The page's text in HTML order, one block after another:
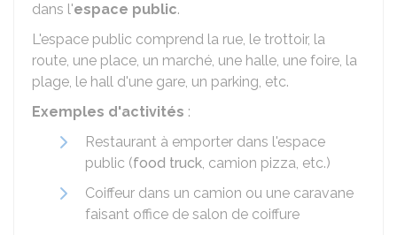
dans l'espace public.
L'espace public comprend la rue, le trottoir, la
route, une place, un marché, une halle, une foire, la
plage, le hall d'une gare, un parking, etc.
Exemples d'activités :
Restaurant à emporter dans l'espace
public (food truck, camion pizza, etc.)
Coiffeur dans un camion ou une caravane
faisant office de salon de coiffure